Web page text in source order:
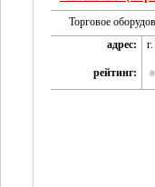
Торговое
адрес:
рейтинг: